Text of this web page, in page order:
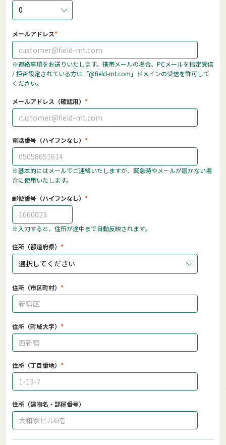
0
メールアドレス
※連絡事項をお送りいたします。携帯メールの場合、PCメールを指定受信
/ 拒否設定されている方は「@field-mt.com」ドメインの受信を許可して
ください。
メールアドレス（確認用）
電話番号（ハイフンなし）
※基本的にはメールでご連絡いたしますが、緊急時やメールが届かない場
合に使用いたします。
郵便番号（ハイフンなし）
※入力すると、住所が途中まで自動反映されます。
住所（都道府県）
選択してください
住所（市区町村）
住所（町域大字）
住所（丁目番地）
住所（建物名・部屋番号）